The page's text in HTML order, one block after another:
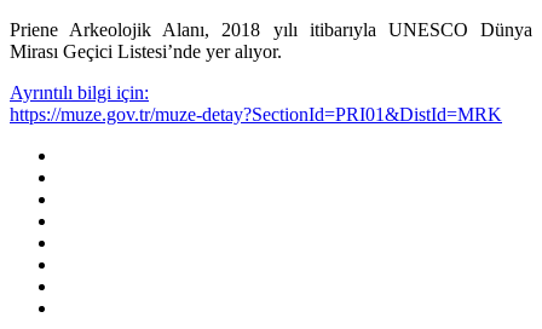
Priene Arkeolojik Alanı, 2018 yılı itibarıyla UNESCO Dünya
Mirası Geçici Listesi’nde yer alıyor.
Ayrıntılı bilgi için:
https://muze.gov.tr/muze-detay?SectionId=PRI01&DistId=MRK